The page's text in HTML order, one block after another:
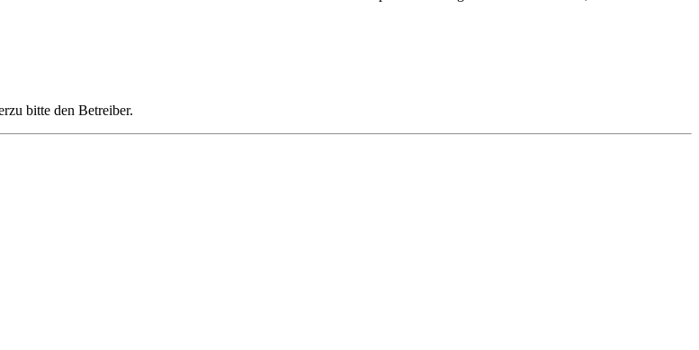
bitte den Betreiber.